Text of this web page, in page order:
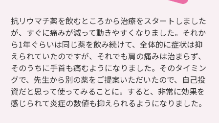
抗リウマチ薬を飲むところから治療をスタートしました
が、すぐに痛みが減って動きやすくなりました。それか
ら1年ぐらいは同じ薬を飲み続けて、全体的に症状は抑
えられていたのですが、それでも肩の痛みは治まらず、
そのうちに手首も痛むようになりました。そのタイミン
グで、先生から別の薬をご提案いただいたので、自己投
資だと思って使ってみることに。すると、非常に効果を
感じられて炎症の数値も抑えられるようになりました。